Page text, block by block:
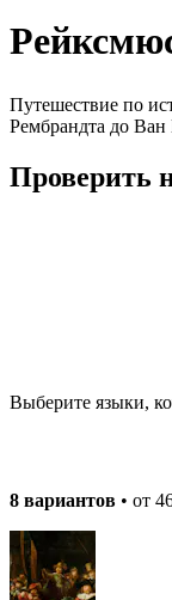
Путешествие по
Рембрандта до Ван
Проверить
Выберите языки,
8 вариантов • от